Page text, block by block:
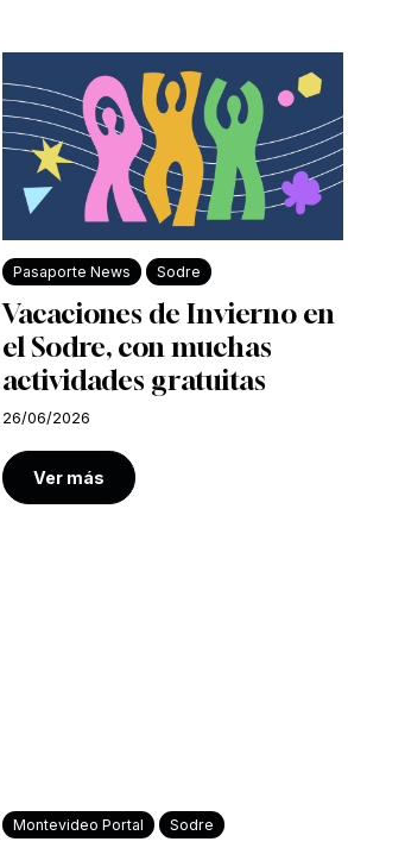
Pasaporte News Sodre
Vacaciones de Invierno en
el Sodre, con muchas
actividades gratuitas
26/06/2026
Ver más
Montevideo Portal Sodre